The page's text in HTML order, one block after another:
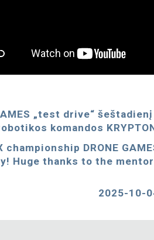
„test drive“
komandos
DRONE
thanks to the
2025-10-